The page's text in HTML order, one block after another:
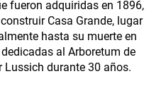
fueron adquiridas en 1896,
Casa Grande, lugar
hasta su muerte en
al Arboretum de
Lussich durante 30 años.